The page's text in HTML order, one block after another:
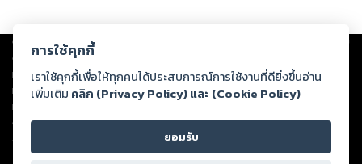
Copyright © 2026
ต่อผลงานหรือเนื้อหาใดที่อัปโหลดผ่านเว็บไซต์และปรากฏว่าละเมิดสิทธิใน
ทรัพย์สินทางปัญญาของบุคคลอื่นหรือขัดต่อกฎหมายและศีลธรรม ดังนั้น ผู้อ่าน
ทุกท่านโปรดใช้วิจารณญาณในการกลั่นกรองด้วยตนเอง และหากท่านพบว่าส่วน
หนึ่งส่วนใดขัดต่อกฎหมายและศีลธรรม กรุณาแจ้งมายังบริษัท เพื่อทีมงานจะได้
ดำเนินการในทันที ทั้งนี้ ทางสตอรี่ล็อกขอสงวนลิขสิทธิ์ตามพระราชบัญญัติ
ลิขสิทธิ์ พ.ศ. 2537 (ฉบับล่าสุด)
การใช้คุกกี้
เราใช้คุกกี้เพื่อให้ทุกคนได้ประสบการณ์การใช้งานที่ดียิ่งขึ้นอ่าน
เพิ่มเติม คลิก (Privacy Policy) และ (Cookie Policy)
ยอมรับ